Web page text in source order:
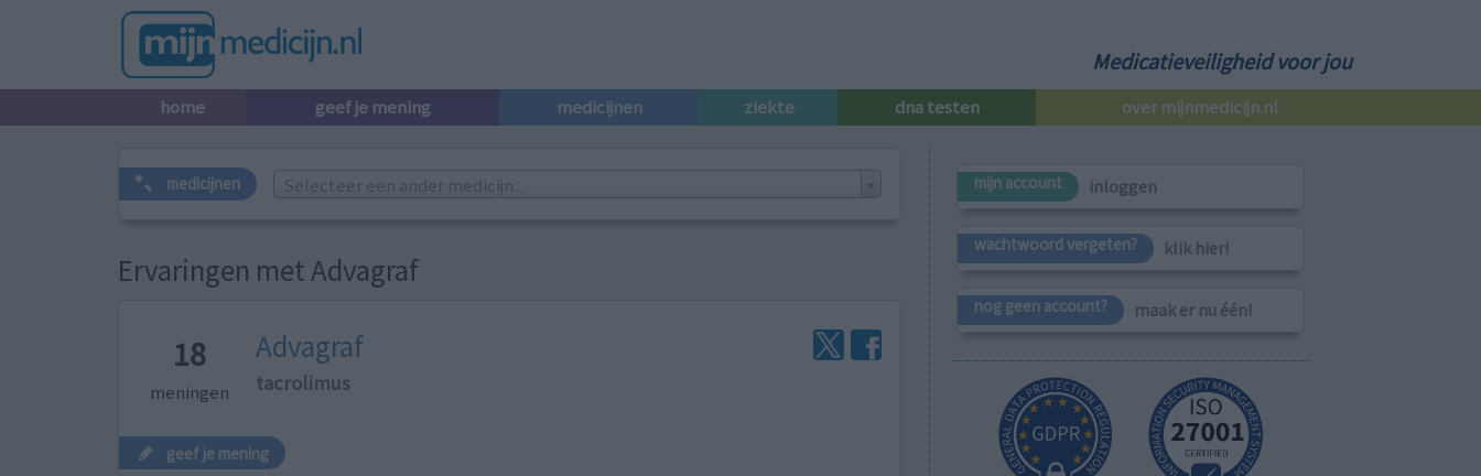
Medicatieveiligheid voor jou
home geef je mening medicijnen ziekte dna testen over mijnmedicijn.nl
medicijnen Selecteer een ander medicijn...
Ervaringen met Advagraf
18
meningen
Advagraf
tacrolimus
geef je mening
mijn account inloggen
wachtwoord vergeten? klik hier!
nog geen account? maak er nu één!